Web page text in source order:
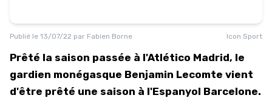
Publié le 13/07/22 par Fabien Borne Icon Sport
Prêté la saison passée à l'Atlético Madrid, le
gardien monégasque Benjamin Lecomte vient
d'être prêté une saison à l'Espanyol Barcelone.